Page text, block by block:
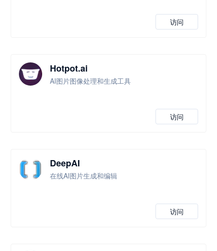
访问
Hotpot.ai
AI图片图像处理和生成工具
访问
DeepAI
在线AI图片生成和编辑
访问